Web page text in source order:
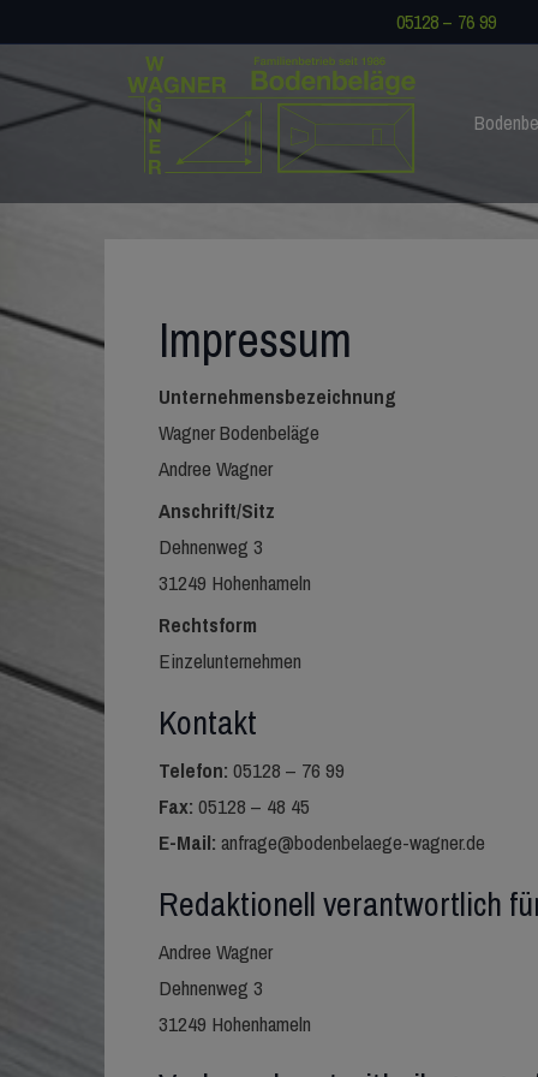
05128 – 76 99
Impressum
Unternehmensbezeichnung
Wagner Bodenbeläge
Andree Wagner
Anschrift/Sitz
Dehnenweg 3
31249 Hohenhameln
Rechtsform
Einzelunternehmen
Kontakt
Telefon: 05128 – 76 99
Fax: 05128 – 48 45
E-Mail: anfrage@bodenbelaege-wagner.de
Redaktionell verantwortlich
Andree Wagner
Dehnenweg 3
31249 Hohenhameln